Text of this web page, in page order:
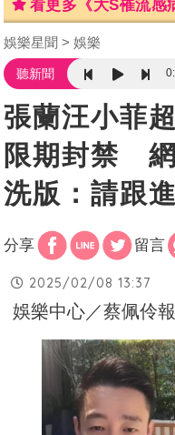
看更多《大S罹流感
娛樂星聞 娛樂
聽新聞
張蘭汪小菲
限期封禁
洗版：請跟進
分享 留言
2025/02/08 13:37
娛樂中心／蔡佩伶